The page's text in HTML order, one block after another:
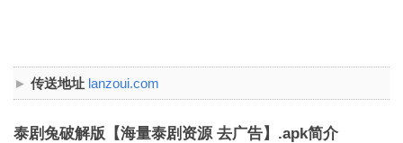
传送地址 lanzoui.com
泰剧兔破解版【海量泰剧资源 去广告】.apk简介